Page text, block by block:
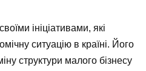
ініціативами, які
ситуацію в країні. Його
структури малого бізнесу